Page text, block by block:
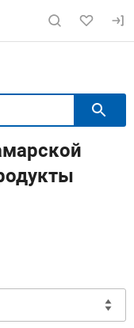
fishretail.ru